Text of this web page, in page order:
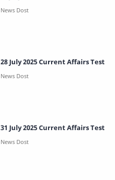
28 July 2025 Current Affairs Test
31 July 2025 Current Affairs Test